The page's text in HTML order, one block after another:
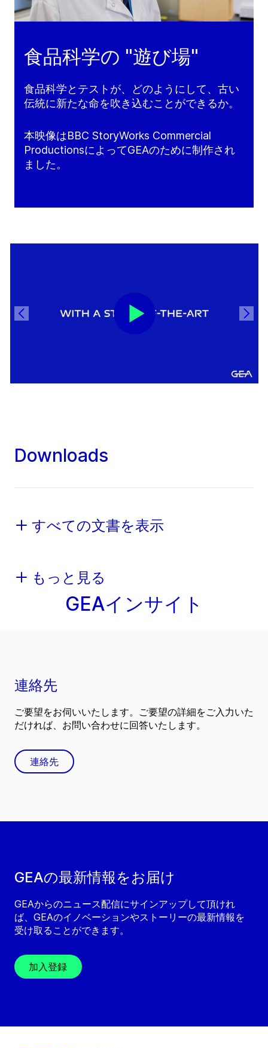
食品科学の "遊び場"
食品科学とテストが、どのようにして、古い
伝統に新たな命を吹き込むことができるか。
本映像はBBC StoryWorks Commercial
ProductionsによってGEAのために制作され
ました。
Downloads
すべての文書を表示
GEAインサイト
もっと見る
GEAの最新情報をお届け
GEAからのニュース配信にサインアップして頂けれ
ば、GEAのイノベーションやストーリーの最新情報を
受け取ることができます。
加入登録
連絡先
ご要望をお伺いいたします。ご要望の詳細をご入力いた
だければ、お問い合わせに回答いたします。
連絡先